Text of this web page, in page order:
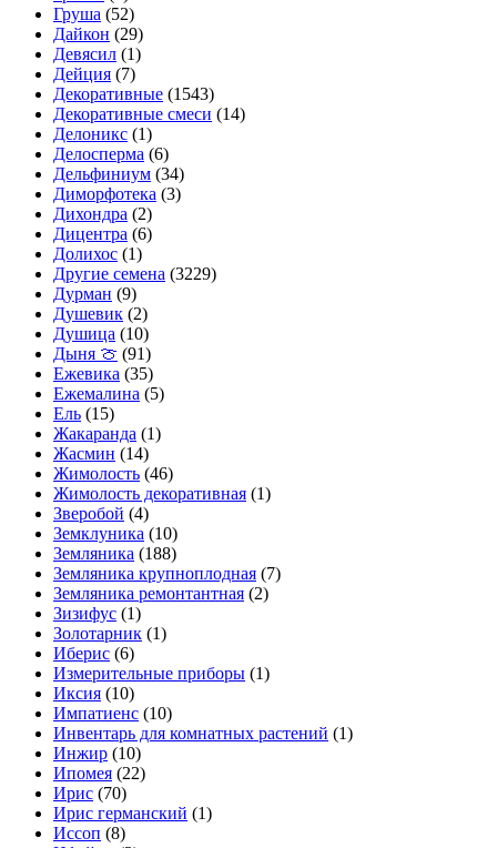
Груша (52)
Дайкон (29)
Девясил (1)
Дейция (7)
Декоративные (1543)
Декоративные смеси (14)
Делоникс (1)
Делосперма (6)
Дельфиниум (34)
Диморфотека (3)
Дихондра (2)
Дицентра (6)
Долихос (1)
Другие семена (3229)
Дурман (9)
Душевик (2)
Душица (10)
Дыня 🍈 (91)
Ежевика (35)
Ежемалина (5)
Ель (15)
Жакаранда (1)
Жасмин (14)
Жимолость (46)
Жимолость декоративная (1)
Зверобой (4)
Земклуника (10)
Земляника (188)
Земляника крупноплодная (7)
Земляника ремонтантная (2)
Зизифус (1)
Золотарник (1)
Иберис (6)
Измерительные приборы (1)
Иксия (10)
Импатиенс (10)
Инвентарь для комнатных растений (1)
Инжир (10)
Ипомея (22)
Ирис (70)
Ирис германский (1)
Иссоп (8)